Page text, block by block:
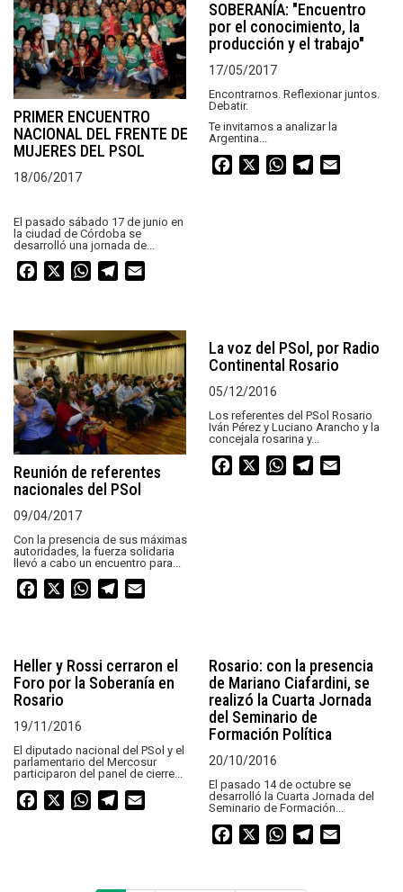
PRIMER ENCUENTRO
NACIONAL DEL FRENTE DE
MUJERES DEL PSOL
18/06/2017
El pasado sábado 17 de junio en
la ciudad de Córdoba se
desarrolló una jornada de...
Facebook WhatsAppTelegram
SOBERANÍA: "Encuentro
por el conocimiento, la
producción y el trabajo"
17/05/2017
Encontrarnos. Reflexionar juntos.
Debatir.
Te invitamos a analizar la
Argentina...
Facebook WhatsAppTelegram
Reunión de referentes
nacionales del PSol
09/04/2017
Con la presencia de sus máximas
autoridades, la fuerza solidaria
llevó a cabo un encuentro para...
Facebook WhatsAppTelegram
La voz del PSol, por Radio
Continental Rosario
05/12/2016
Los referentes del PSol Rosario
Iván Pérez y Luciano Arancho y la
concejala rosarina y...
Facebook WhatsAppTelegram
Heller y Rossi cerraron el
Foro por la Soberanía en
Rosario
19/11/2016
El diputado nacional del PSol y el
parlamentario del Mercosur
participaron del panel de cierre...
Facebook WhatsAppTelegram
Rosario: con la presencia
de Mariano Ciafardini, se
realizó la Cuarta Jornada
del Seminario de
Formación Política
20/10/2016
El pasado 14 de octubre se
desarrolló la Cuarta Jornada del
Seminario de Formación...
Facebook WhatsAppTelegram